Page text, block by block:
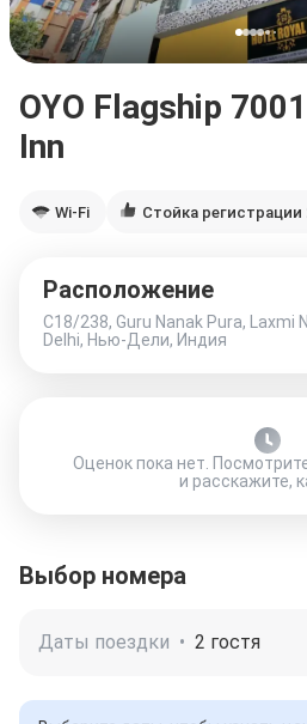
OYO Flagship
Inn
Wi-Fi Стойка регистрации
Расположение
C18/238, Guru Nanak Pura, Laxmi
Delhi, Нью-Дели, Индия
Оценок пока нет.
и расскажите,
Выбор номера
Даты поездки • 2 гостя